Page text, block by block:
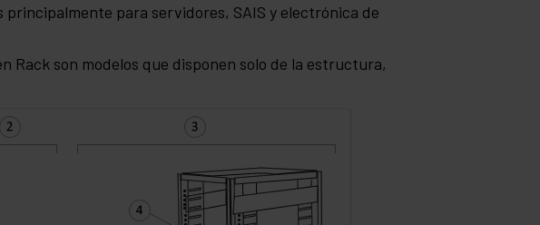
principalmente para servidores, SAIS y electrónica de
Rack son modelos que disponen solo de la estructura,